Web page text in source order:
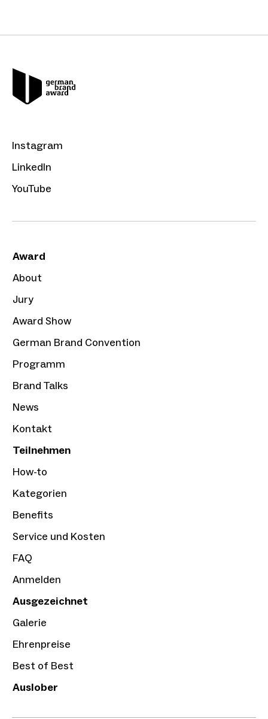
Instagram
LinkedIn
YouTube
Award
About
Jury
Award Show
German Brand Convention
Programm
Brand Talks
News
Kontakt
Teilnehmen
How-to
Kategorien
Benefits
Service und Kosten
FAQ
Anmelden
Ausgezeichnet
Galerie
Ehrenpreise
Best of Best
Auslober